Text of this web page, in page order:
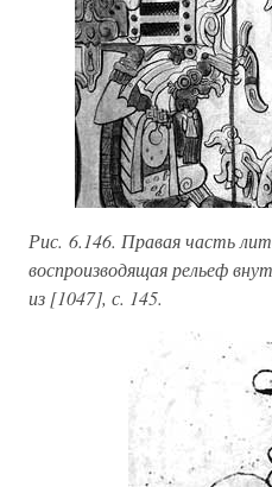
Рис. 6.146. Правая часть
воспроизводящая рельеф
из [1047], с. 145.